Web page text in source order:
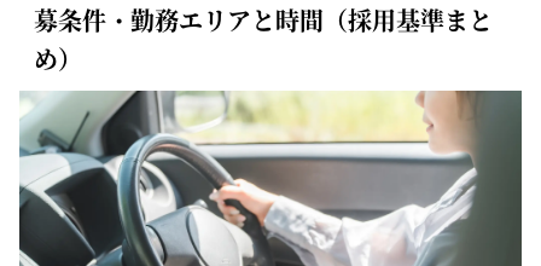
募条件・勤務エリアと時間（採用基準まと
め）